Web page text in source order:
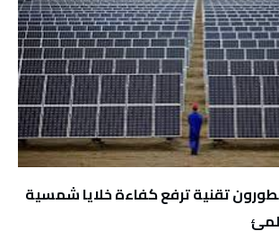
تقنية ترفع كفاءة خلايا شمسية